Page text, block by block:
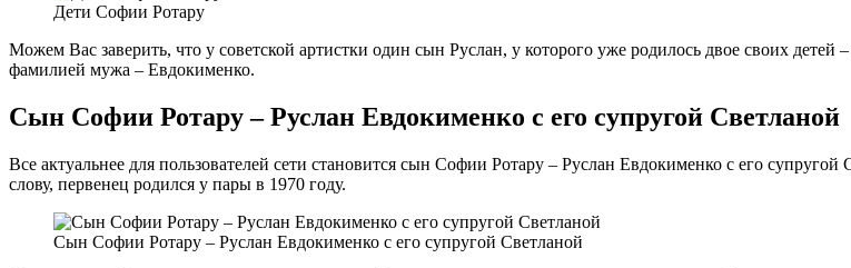
Дети Софии Ротару
Можем Вас заверить, что у советской артистки один сын Руслан, у которого уже родилось двое своих
фамилией мужа – Евдокименко.
Сын Софии Ротару – Руслан Евдокименко с его супругой Светланой
Все актуальнее для пользователей сети становится сын Софии Ротару – Руслан Евдокименко с его
слову, первенец родился у пары в 1970 году.
Сын Софии Ротару – Руслан Евдокименко с его супругой Светланой